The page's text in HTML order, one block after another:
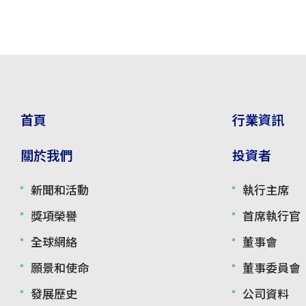
首頁
關於我們
新聞和活動
獎項榮譽
全球網絡
願景和使命
發展歷史
行業資訊
投資者
執行主席
首席執行官
董事會
董事委員會
公司資料